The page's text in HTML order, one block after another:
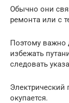
Обычно они
ремонта или с
Поэтому важно
избежать
следовать
Электрический
окупается.